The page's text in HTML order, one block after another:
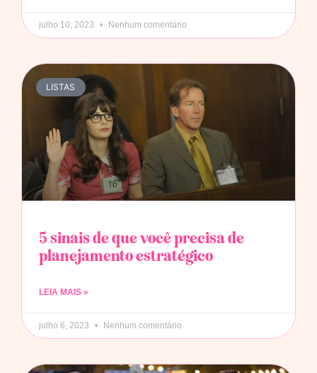
julho 10, 2023 Nenhum comentário
LISTAS
5 sinais de que você precisa de
planejamento estratégico
LEIA MAIS »
julho 6, 2023 Nenhum comentário